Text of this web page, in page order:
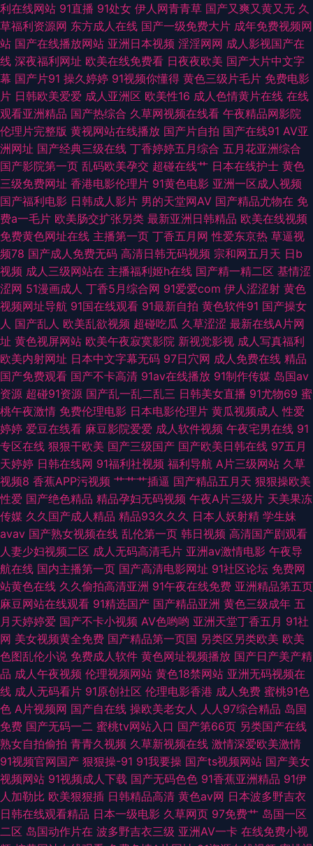
午夜无码伦理 97熟女视频 狠狠干99 青娱乐激情网 亚洲性爱欧美 超碰99在
线老妇 激情五月天社区 日本叼嘿片 97玖玖超碰 日韩三级毛片免 大香蕉在九
欧美日韩高清无码 午夜影院毛片 www91白 九一美女肏屄 97人人超碰 欧美
国产日韩成人 俺去也亚洲综合 狼人综合网 91免费社区 福利网址导航 欧美另
类色图 亚洲黄色网址 TS性爱激情 韩国三级色情影院 日韩电影免费看 97色
色网址 黄网站大全免费 熟妇超碰自拍 91视频精品 国产91电影 女同久久 91
网在线看 91视频9999 国产不卡在线一区 亚洲久草网 老司机福利天堂 亚洲
激情另类 玖玖av影院 五月花综合入口 A级片网址 久久神马私人 天天日批 97
人人操人人爽 国产视频91 天天色天天狼 ts人妖第一页 九一精品夜夜夜 五月
婷婷色网站 97新网址 黑丝足交后入 日韩AV网页 91精品传媒 国产h片在线下
载 日韩av网址大全 91日皮子 国产欧美精品日韩 日本电影av 91吃瓜国产视
频 豆花黄色片 欧美啊欧美 亚洲另类中 wwwav亚洲 久草久色首页
利在线网站 91直播 91处女 伊人网青青草 国产又爽又黄又无 久
草福利资源网 东方成人在线 国产一级免费大片 成年免费视频网
站 国产在线播放网站 亚洲日本视频 淫淫网网 成人影视国产在
线 深夜福利网址 欧美在线免费看 日夜夜欧美 国产大片中文字
幕 国产片91 操久婷婷 91视频你懂得 黄色三级片毛片 免费电影
片 日韩欧美爱爱 成人亚洲区 欧美性16 成人色情黄片在线 在线
观看亚洲精品 国产热综合 久草网视频在线看 午夜精品网影院
伦理片完整版 黄视网站在线播放 国产片自拍 国产在线91 AV亚
洲网址 国产经典三级在线 丁香婷婷五月综合 五月花亚洲综合
国产影院第一页 乱码欧美孕交 超碰在线艹 日本在线护士 黄色
三级免费网址 香港电影伦理片 91黄色电影 亚洲一区成人视频
国产福利电影 日韩成人影片 男的天堂网AV 国产精品尤物在 免
费a一毛片 欧美肠交扩张另类 最新亚洲日韩精品 欧美在线视频
免费黄色网址在线 主播第一页 丁香五月网 性爱东京热 草逼视
频78 国产成人免费无码 高清日韩无码视频 宗和网五月天 日b
视频 成人三级网站在 主播福利姬h在线 国产精一精二区 基情涩
涩网 51漫画成人 丁香5月综合网 91爱爱com 伊人涩涩射 黄色
视频网址导航 91国在线观看 91最新自拍 黄色软件91 国产操女
人 国产乱人 欧美乱欲视频 超碰吃瓜 久草涩涩 最新在线A片网
址 黄色视屏网站 欧美午夜寂寞影院 新视觉影视 成人写真福利
欧美内射网址 日本中文字幕无码 97日穴网 成人免费在线 精品
国产免费观看 国产不卡高清 91av在线播放 91制作传媒 岛国av
资源 超碰91资源 国产乱一乱二乱三 日韩美女直播 91尤物69 蜜
桃午夜激情 免费伦理电影 日本电影伦理片 黄瓜视频成人 性爱
婷婷 爱豆在线看 麻豆影院爱爱 成人软件视频 午夜宅男在线 91
专区在线 狠狠干欧美 国产三级国产 国产欧美日韩在线 97五月
天婷婷 日韩在线网 91福利社视频 福利导航 A片三级网站 久草
视频8 香蕉APP污视频 艹艹艹插逼 国产精品五月天 狠狠操欧美
性爱 国产绝色精品 精品孕妇无码视频 午夜A片三级片 天美果冻
传媒 久久国产成人精品 精品93久久久 日本人妖射精 学生妹
avav 国产熟女视频在线 乱伦第一页 韩日视频 高清国产剧观看
人妻少妇视频二区 成人无码高清毛片 亚洲av激情电影 午夜导
航在线 国内主播第一页 国产高清电影网址 91社区论坛 免费网
站黄色在线 久久偷拍高清亚洲 91午夜在线免费 亚洲精品第五页
麻豆网站在线观看 91精选国产 国产精品亚洲 黄色三级成年 五
月天婷婷爱 国产不卡小视频 AV色哟哟 亚洲天堂丁香五月 91社
网 美女视频黄全免费 国产精品第一页国 另类区另类欧美 欧美
色图乱伦小说 免费成人软件 黄色网址视频播放 国产日产美产精
品 成人午夜视频 伦理视频网站 黄色18禁网站 亚洲无码视频在
线 成人无码看片 91原创社区 伦理电影香港 成人免费 蜜桃91色
色 A片视频网 国产自在线 操欧美老女人 人人97综合精品 岛国
免费 国产无码一二 蜜桃tv网站入口 国产第66页 另类国产在线
熟女自拍偷拍 青青久视频 久草新视频在线 激情深爱欧美激情
91视频官网国产 狠狠操-91 91我要操 国产ts视频网站 国产美女
视频网站 91视频成人下载 国产无码色色 91香蕉亚洲精品 91伊
人加勒比 欧美狠狠插 日韩精品高清 黄色av网 日本波多野吉衣
日韩在线观看精品 日本一级电影 久草网页 97免费艹 岛国一区
二区 岛国动作片在 波多野吉衣三级 亚洲AV一卡 在线免费小视